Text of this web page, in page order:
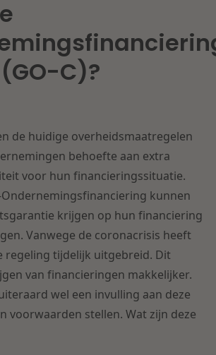
& Insolventie
domein
zorg
en uitdagingen in de
partners
C)?
de huidige overheidsmaatregelen
behoefte aan extra
voor hun financieringssituatie.
kunnen
krijgen op hun financiering
Vanwege de coronacrisis heeft
regeling tijdelijk uitgebreid. Dit
van financieringen makkelijker.
wel een invulling aan deze
voorwaarden stellen. Wat zijn deze